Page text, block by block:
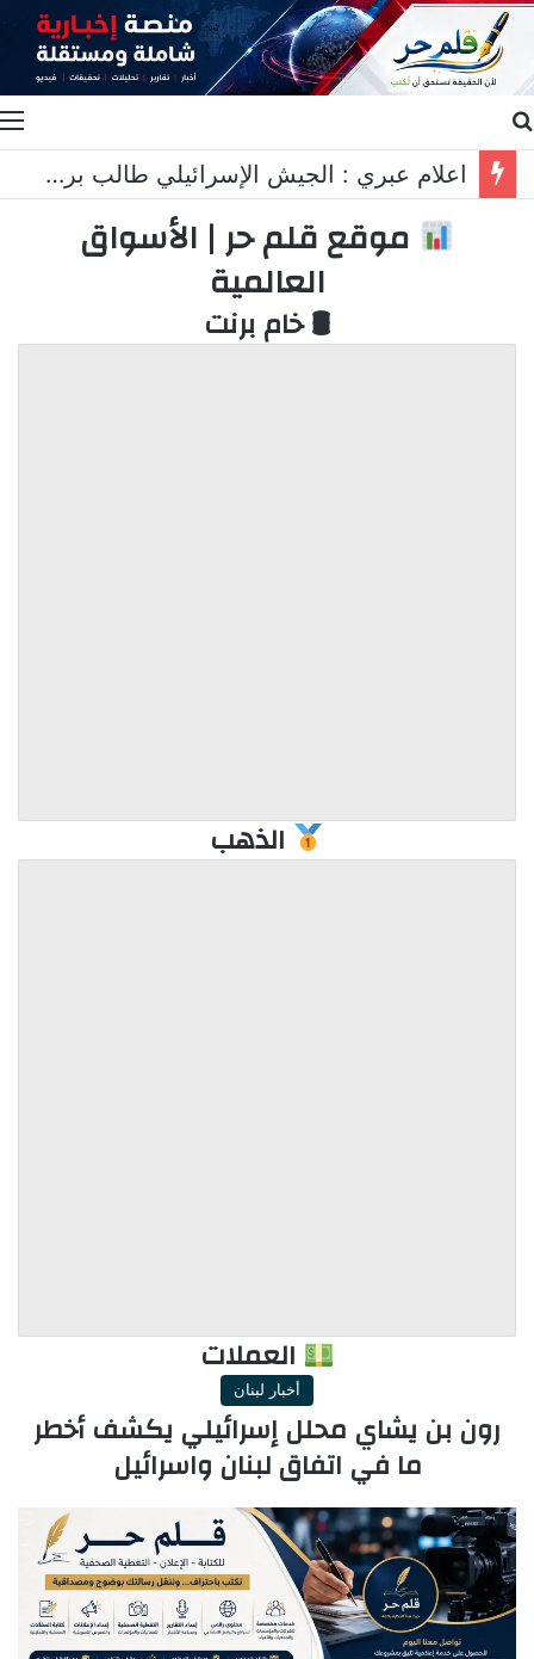
اعلام عبري : الجيش الإسرائيلي طالب برد عسكري قاسٍ في لبنان..
موقع قلم حر | الأسواق
العالمية
🛢 خام برنت
الذهب
العملات
أخبار لبنان
رون بن يشاي محلل إسرائيلي يكشف أخطر
ما في اتفاق لبنان واسرائيل